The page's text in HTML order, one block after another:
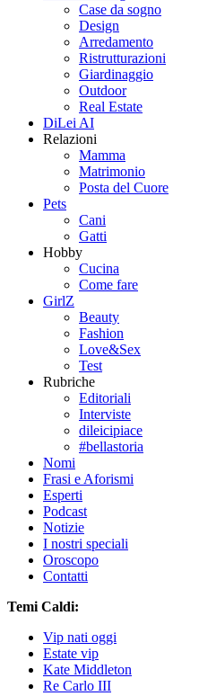
Case da sogno
Design
Arredamento
Ristrutturazioni
Giardinaggio
Outdoor
Real Estate
DiLei AI
Relazioni
Mamma
Matrimonio
Posta del Cuore
Pets
Cani
Gatti
Hobby
Cucina
Come fare
GirlZ
Beauty
Fashion
Love&Sex
Test
Rubriche
Editoriali
Interviste
dileicipiace
#bellastoria
Nomi
Frasi e Aforismi
Esperti
Podcast
Notizie
I nostri speciali
Oroscopo
Contatti
Temi Caldi:
Vip nati oggi
Estate vip
Kate Middleton
Re Carlo III